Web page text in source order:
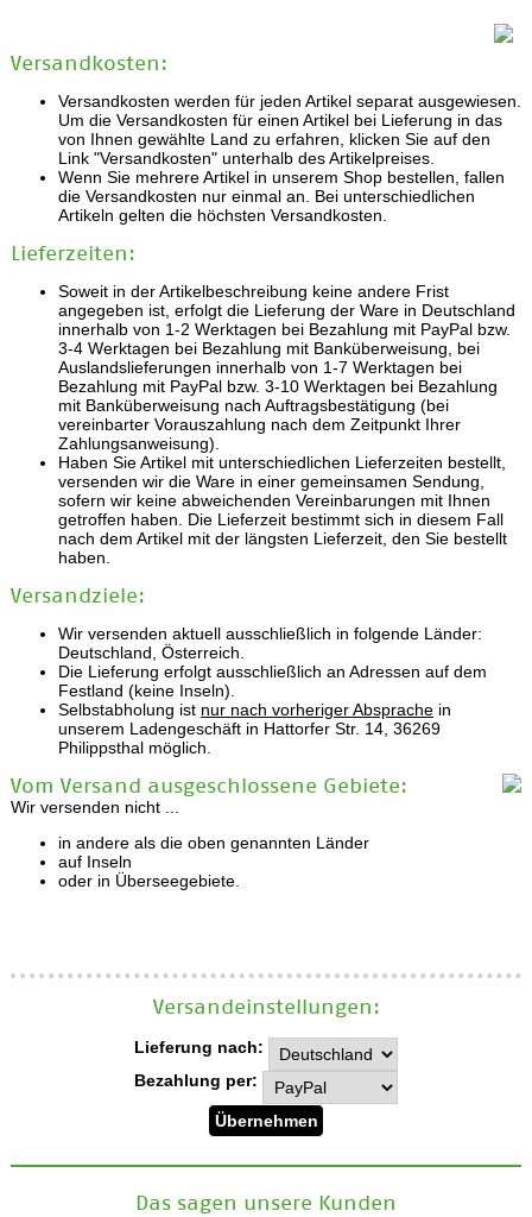
Versandkosten:
Versandkosten werden für jeden Artikel separat ausgewiesen.
Um die Versandkosten für einen Artikel bei Lieferung in das
von Ihnen gewählte Land zu erfahren, klicken Sie auf den
Link "Versandkosten" unterhalb des Artikelpreises.
Wenn Sie mehrere Artikel in unserem Shop bestellen, fallen
die Versandkosten nur einmal an. Bei unterschiedlichen
Artikeln gelten die höchsten Versandkosten.
Lieferzeiten:
Soweit in der Artikelbeschreibung keine andere Frist
angegeben ist, erfolgt die Lieferung der Ware in Deutschland
innerhalb von 1-2 Werktagen bei Bezahlung mit PayPal bzw.
3-4 Werktagen bei Bezahlung mit Banküberweisung, bei
Auslandslieferungen innerhalb von 1-7 Werktagen bei
Bezahlung mit PayPal bzw. 3-10 Werktagen bei Bezahlung
mit Banküberweisung nach Auftragsbestätigung (bei
vereinbarter Vorauszahlung nach dem Zeitpunkt Ihrer
Zahlungsanweisung).
Haben Sie Artikel mit unterschiedlichen Lieferzeiten bestellt,
versenden wir die Ware in einer gemeinsamen Sendung,
sofern wir keine abweichenden Vereinbarungen mit Ihnen
getroffen haben. Die Lieferzeit bestimmt sich in diesem Fall
nach dem Artikel mit der längsten Lieferzeit, den Sie bestellt
haben.
Versandziele:
Wir versenden aktuell ausschließlich in folgende Länder:
Deutschland, Österreich.
Die Lieferung erfolgt ausschließlich an Adressen auf dem
Festland (keine Inseln).
Selbstabholung ist nur nach vorheriger Absprachein
unserem Ladengeschäft in Hattorfer Str. 14, 36269
Philippsthal möglich.
Vom Versand ausgeschlossene Gebiete:
Wir versenden nicht ...
in andere als die oben genannten Länder
auf Inseln
oder in Überseegebiete.
Versand­einstellungen:
Lieferung nach:
Bezahlung per:
Das sagen unsere Kunden